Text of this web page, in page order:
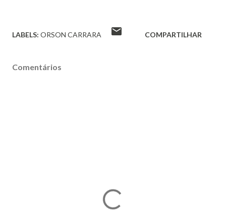
LABELS: ORSON CARRARA COMPARTILHAR
Comentários